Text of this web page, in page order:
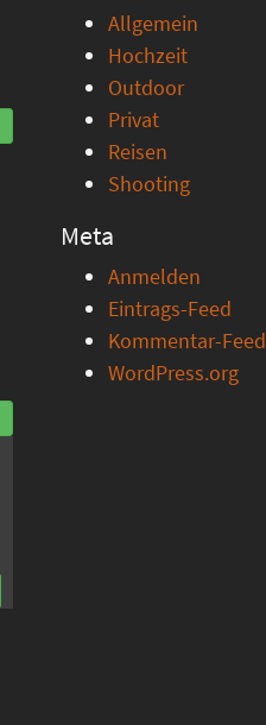
Allgemein
Hochzeit
Outdoor
Privat
Reisen
Shooting
Meta
Anmelden
Eintrags-Feed
Kommentar-Feed
WordPress.org